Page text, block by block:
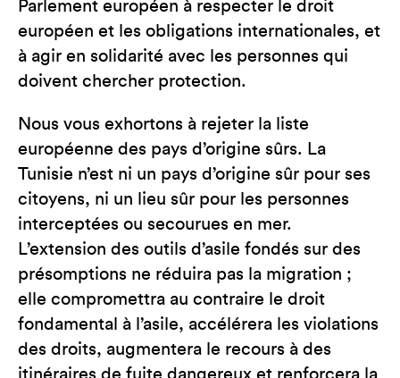
Parlement européen à respecter le droit
européen et les obligations internationales, et
à agir en solidarité avec les personnes qui
doivent chercher protection.
Nous vous exhortons à rejeter la liste
européenne des pays d’origine sûrs. La
Tunisie n’est ni un pays d’origine sûr pour ses
citoyens, ni un lieu sûr pour les personnes
interceptées ou secourues en mer.
L’extension des outils d’asile fondés sur des
présomptions ne réduira pas la migration ;
elle compromettra au contraire le droit
fondamental à l’asile, accélérera les violations
des droits, augmentera le recours à des
itinéraires de fuite dangereux et renforcera la